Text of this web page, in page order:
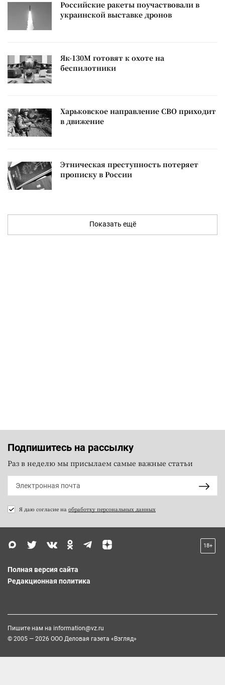
Российские ракеты поучаствовали в
украинской выставке дронов
Як-130М готовят к охоте на
беспилотники
Харьковское направление СВО приходит
в движение
Этническая преступность потеряет
прописку в России
Показать ещё
Подпишитесь на рассылку
Раз в неделю мы присылаем самые важные статьи
Я даю согласие на обработку персональных данных
18+
Полная версия сайта
Редакционная политика
Пишите нам на information@vz.ru
© 2005 — 2026 ООО Деловая газета «Взгляд»